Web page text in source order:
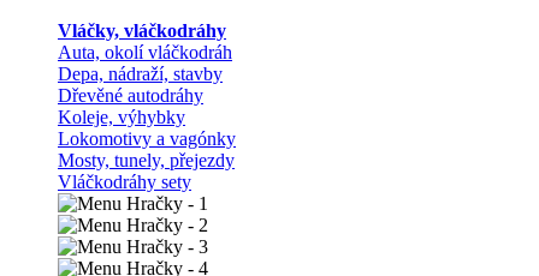
Vláčky, vláčkodráhy
Auta, okolí vláčkodráh
Depa, nádraží, stavby
Dřevěné autodráhy
Koleje, výhybky
Lokomotivy a vagónky
Mosty, tunely, přejezdy
Vláčkodráhy sety